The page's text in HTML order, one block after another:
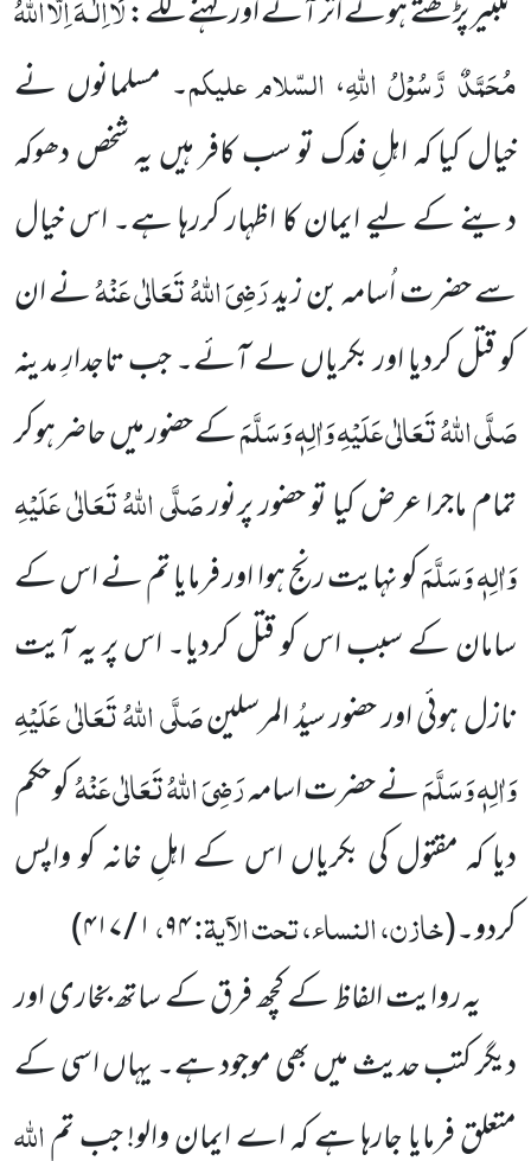
تکبیر پڑھتے ہوئے اتر آئے اور کہنے لگے:
مُحَمَّدٌ رَّسُوْلُ اللہِ، السّلام علیکم۔ مسلمانوں نے
خیال کیا کہ اہلِ فدک تو سب کافر ہیں یہ شخص دھوکہ
دینے کے لیے ایمان کا اظہار کررہا ہے۔ اس خیال
سے حضرت اُسامہ بن زیدرَضِیَ اللہُ تَعَالٰی عَنْہُنےان
کو قتل کردیا اور بکریاں لے آئے۔ جب تاجدارِ مدینہ
صَلَّی اللہُ تَعَالٰی عَلَیْہِ وَاٰلِہٖ وَسَلَّمَکے حضور میں حاضر ہوکر
تمام ماجرا عرضکیا تو حضور پرنورصَلَّی اللہُ تَعَالٰی عَلَیْہِ
وَاٰلِہٖ وَسَلَّمَکو نہایت رنج ہوا اور فرمایا تم نے اس کے
سامان کے سبب اس کو قتل کردیا۔ اس پر یہ آیت
نازل ہوئی اور حضور سیدُ المرسلینصَلَّی اللہُ تَعَالٰی عَلَیْہِ
وَاٰلِہٖ وَسَلَّمَنے حضرت اسامہرَضِیَ اللہُ تَعَالٰی عَنْہُکو حکم
دیا کہ مقتول کی بکریاں اس کے اہلِ خانہ کو واپس
کردو۔(خازن، النساء، تحت الآیۃ:۹۴،۱ / ۴۱۷
)
یہ روایت الفاظ کے کچھ فرق کے ساتھ بخاری اور
دیگر کتب حدیث میں بھی موجود ہے۔ یہاں اسی کے
متعلق فرمایاجارہا ہے کہ اے ایمان والو! جب تماللہ